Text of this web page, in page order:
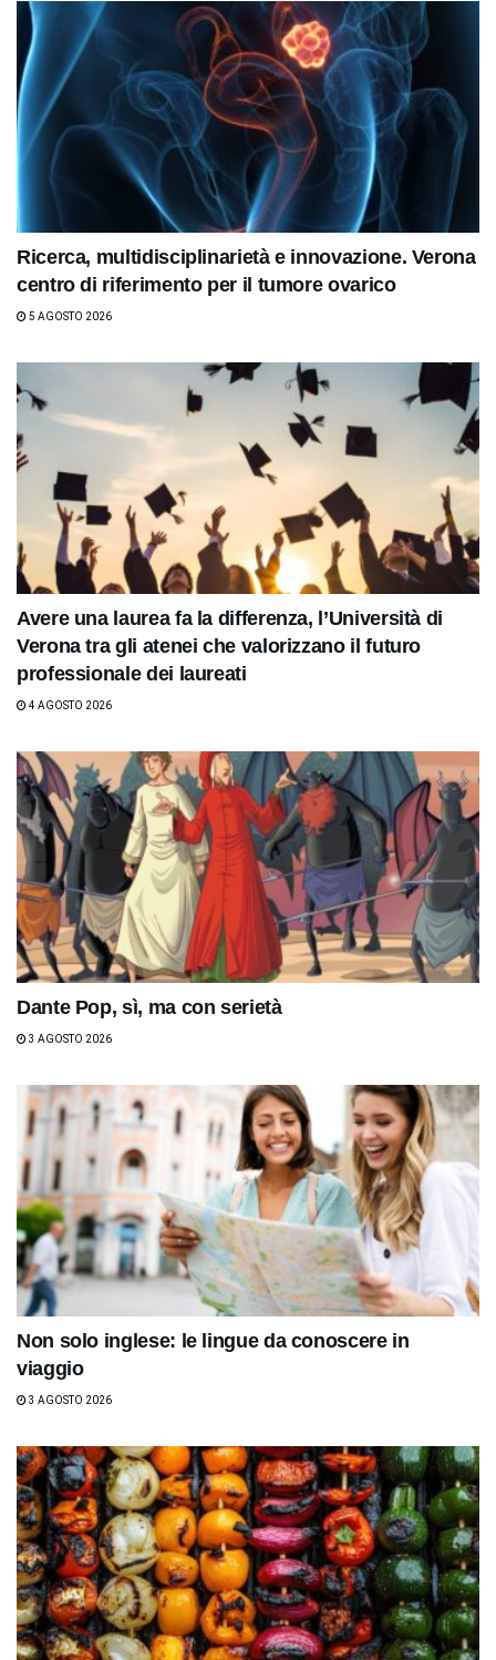
Ricerca, multidisciplinarietà e innovazione. Verona
centro di riferimento per il tumore ovarico
5 AGOSTO 2026
Avere una laurea fa la differenza, l’Università di
Verona tra gli atenei che valorizzano il futuro
professionale dei laureati
4 AGOSTO 2026
Dante Pop, sì, ma con serietà
3 AGOSTO 2026
Non solo inglese: le lingue da conoscere in
viaggio
3 AGOSTO 2026